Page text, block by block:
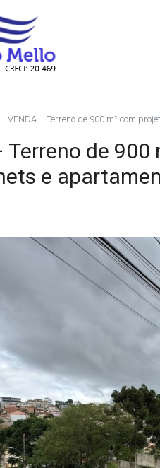
VENDA – Terreno de 900 m² com
Terreno de
e